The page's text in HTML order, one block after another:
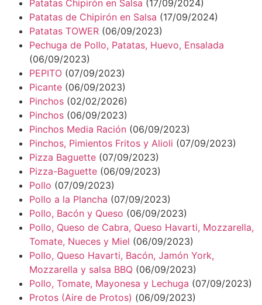
Patatas Chipirón en Salsa (17/09/2024)
Patatas de Chipirón en Salsa (17/09/2024)
Patatas TOWER (06/09/2023)
Pechuga de Pollo, Patatas, Huevo, Ensalada
(06/09/2023)
PEPITO (07/09/2023)
Picante (06/09/2023)
Pinchos (02/02/2026)
Pinchos (06/09/2023)
Pinchos Media Ración (06/09/2023)
Pinchos, Pimientos Fritos y Alioli (07/09/2023)
Pizza Baguette (07/09/2023)
Pizza-Baguette (06/09/2023)
Pollo (07/09/2023)
Pollo a la Plancha (07/09/2023)
Pollo, Bacón y Queso (06/09/2023)
Pollo, Queso de Cabra, Queso Havarti, Mozzarella,
Tomate, Nueces y Miel (06/09/2023)
Pollo, Queso Havarti, Bacón, Jamón York,
Mozzarella y salsa BBQ (06/09/2023)
Pollo, Tomate, Mayonesa y Lechuga (07/09/2023)
Protos (Aire de Protos) (06/09/2023)